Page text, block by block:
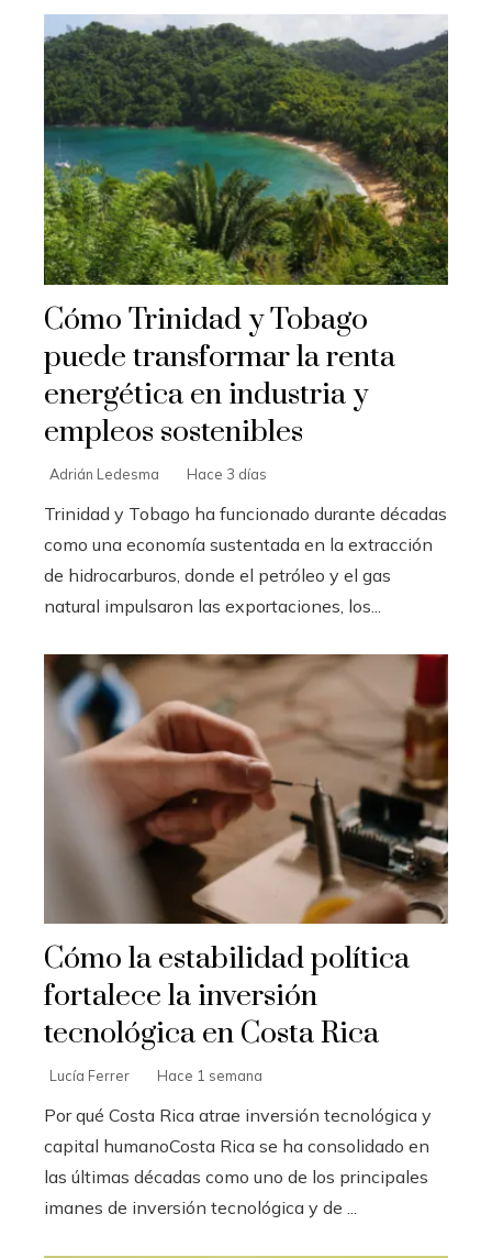
Cómo Trinidad y Tobago
puede transformar la renta
energética en industria y
empleos sostenibles
Adrián Ledesma Hace 3 días
Trinidad y Tobago ha funcionado durante décadas
como una economía sustentada en la extracción
de hidrocarburos, donde el petróleo y el gas
natural impulsaron las exportaciones, los...
Cómo la estabilidad política
fortalece la inversión
tecnológica en Costa Rica
Lucía Ferrer Hace 1 semana
Por qué Costa Rica atrae inversión tecnológica y
capital humanoCosta Rica se ha consolidado en
las últimas décadas como uno de los principales
imanes de inversión tecnológica y de ...